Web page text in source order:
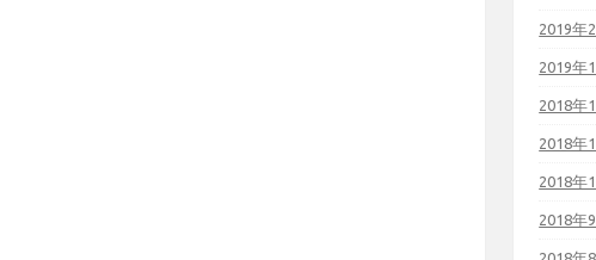
2019年
2019年
2018年
2018年
2018年
2018年